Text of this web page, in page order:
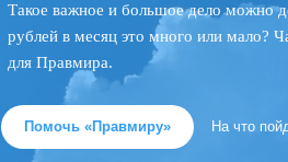
Такое важное и большое дело можно
рублей в месяц это много или мало?
для Правмира.
Помочь «Правмиру» На что